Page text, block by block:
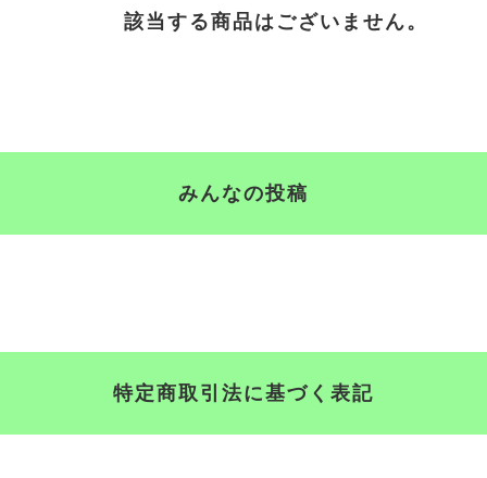
該当する商品はございません。
みんなの投稿
特定商取引法に基づく表記